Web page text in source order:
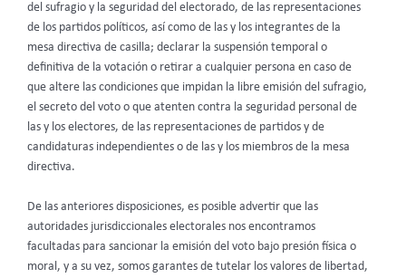
del sufragio y la seguridad del electorado, de las representaciones
de los partidos políticos, así como de las y los integrantes de la
mesa directiva de casilla; declarar la suspensión temporal o
definitiva de la votación o retirar a cualquier persona en caso de
que altere las condiciones que impidan la libre emisión del sufragio,
el secreto del voto o que atenten contra la seguridad personal de
las y los electores, de las representaciones de partidos y de
candidaturas independientes o de las y los miembros de la mesa
directiva.
De las anteriores disposiciones, es posible advertir que las
autoridades jurisdiccionales electorales nos encontramos
facultadas para sancionar la emisión del voto bajo presión física o
moral, y a su vez, somos garantes de tutelar los valores de libertad,